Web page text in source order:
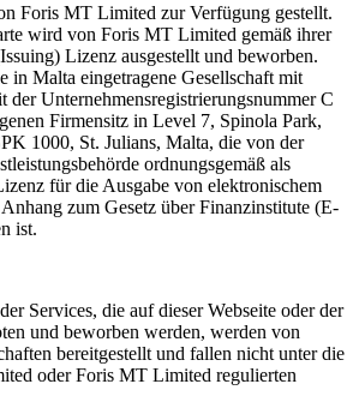
Foris MT Limited zur Verfügung gestellt.
wird von Foris MT Limited gemäß ihrer
Lizenz ausgestellt und beworben.
in Malta eingetragene Gesellschaft mit
der Unternehmensregistrierungsnummer C
Firmensitz in Level 7, Spinola Park,
1000, St. Julians, Malta, die von der
ordnungsgemäß als
für die Ausgabe von elektronischem
zum Gesetz über Finanzinstitute (E-
ist.
Services, die auf dieser Webseite oder der
und beworben werden, werden von
bereitgestellt und fallen nicht unter die
oder Foris MT Limited regulierten